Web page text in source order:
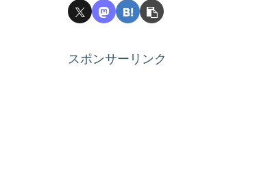
スポンサーリンク